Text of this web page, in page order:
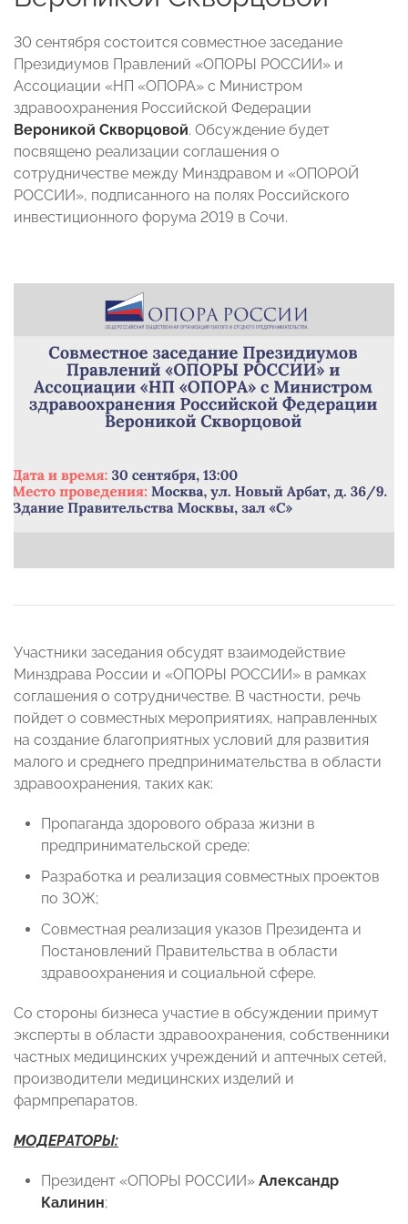
30 сентября состоится совместное заседание
Президиумов Правлений «ОПОРЫ РОССИИ» и
Ассоциации «НП «ОПОРА» с Министром
здравоохранения Российской Федерации
Вероникой Скворцовой. Обсуждение будет
посвящено реализации соглашения о
сотрудничестве между Минздравом и «ОПОРОЙ
РОССИИ», подписанного на полях Российского
инвестиционного форума 2019 в Сочи.
Участники заседания обсудят взаимодействие
Минздрава России и «ОПОРЫ РОССИИ» в рамках
соглашения о сотрудничестве. В частности, речь
пойдет о совместных мероприятиях, направленных
на создание благоприятных условий для развития
малого и среднего предпринимательства в области
здравоохранения, таких как:
Пропаганда здорового образа жизни в
предпринимательской среде;
Разработка и реализация совместных проектов
по ЗОЖ;
Совместная реализация указов Президента и
Постановлений Правительства в области
здравоохранения и социальной сфере.
Со стороны бизнеса участие в обсуждении примут
эксперты в области здравоохранения, собственники
частных медицинских учреждений и аптечных сетей,
производители медицинских изделий и
фармпрепаратов.
МОДЕРАТОРЫ:
Президент «ОПОРЫ РОССИИ» Александр
Калинин;